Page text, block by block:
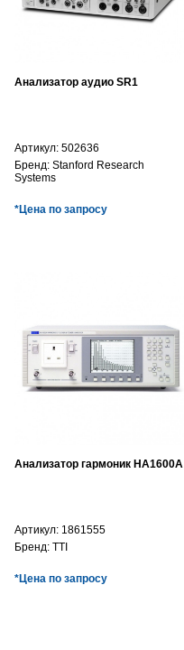
Анализатор аудио SR1
Артикул: 502636
Бренд: Stanford Research
Systems
*Цена по запросу
Анализатор гармоник HA1600A
Артикул: 1861555
Бренд: TTI
*Цена по запросу